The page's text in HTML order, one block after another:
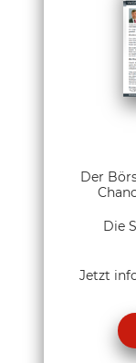
Der
Die
Jetzt